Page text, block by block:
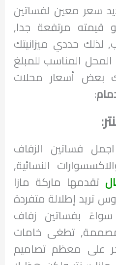
سعر معين لفساتين
قيمته مرتفعة جدا,
حددي ميزانيتك
المحل المناسب للمبلغ
بعض أسعار محلات
:
فساتين الزفاف
النسائية,
تقدمها ماركة مازا
تريد إطلالة متفردة
بفساتين زفاف
تطغى خامات
على معظم تصاميم